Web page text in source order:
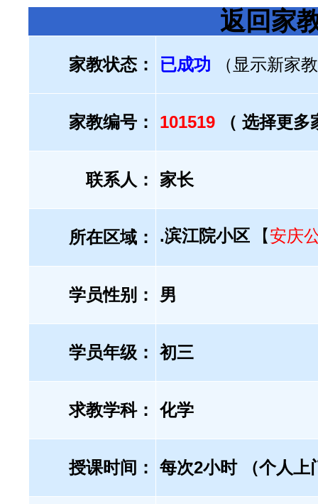
返回家
家教状态： 已成功 （显示新家
家教编号： 101519 （ 选择更
联系人： 家长
所在区域： .滨江院小区 【安庆
学员性别： 男
学员年级： 初三
求教学科： 化学
授课时间： 每次2小时 （个人上